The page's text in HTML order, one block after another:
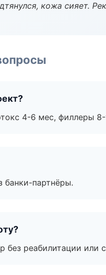
кожа сияет.
4-6 мес, филлеры
банки-партнёры.
без реабилитации или